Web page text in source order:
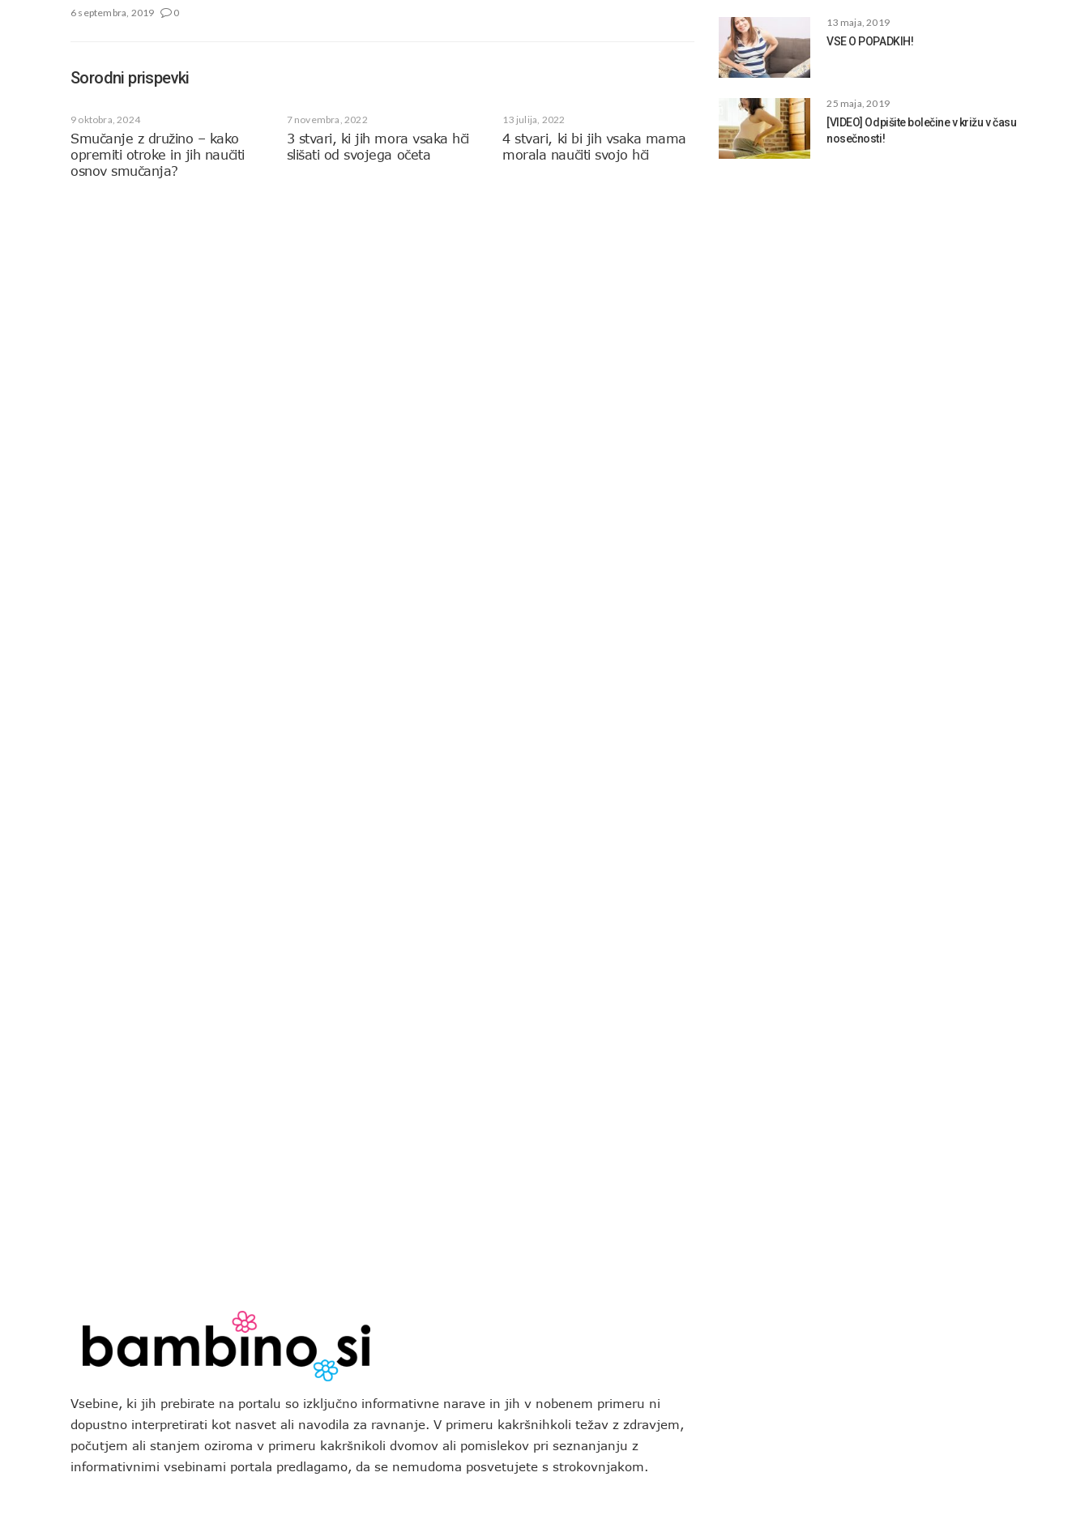
6 septembra, 2019 0
Sorodni prispevki
9 oktobra, 2024
Smučanje z družino – kako
opremiti otroke in jih naučiti
osnov smučanja?
7 novembra, 2022
3 stvari, ki jih mora vsaka hči
slišati od svojega očeta
13 julija, 2022
4 stvari, ki bi jih vsaka mama
morala naučiti svojo hči
13 maja, 2019
VSE O POPADKIH!
25 maja, 2019
[VIDEO] Odpišite bolečine v križu v času
nosečnosti!
Vsebine, ki jih prebirate na portalu so izključno informativne narave in jih v nobenem primeru ni
dopustno interpretirati kot nasvet ali navodila za ravnanje. V primeru kakršnihkoli težav z zdravjem,
počutjem ali stanjem oziroma v primeru kakršnikoli dvomov ali pomislekov pri seznanjanju z
informativnimi vsebinami portala predlagamo, da se nemudoma posvetujete s strokovnjakom.